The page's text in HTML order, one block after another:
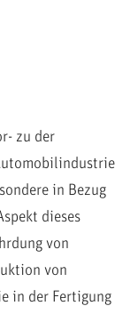
zu der
in Bezug
dieses
von
von
in der Fertigung